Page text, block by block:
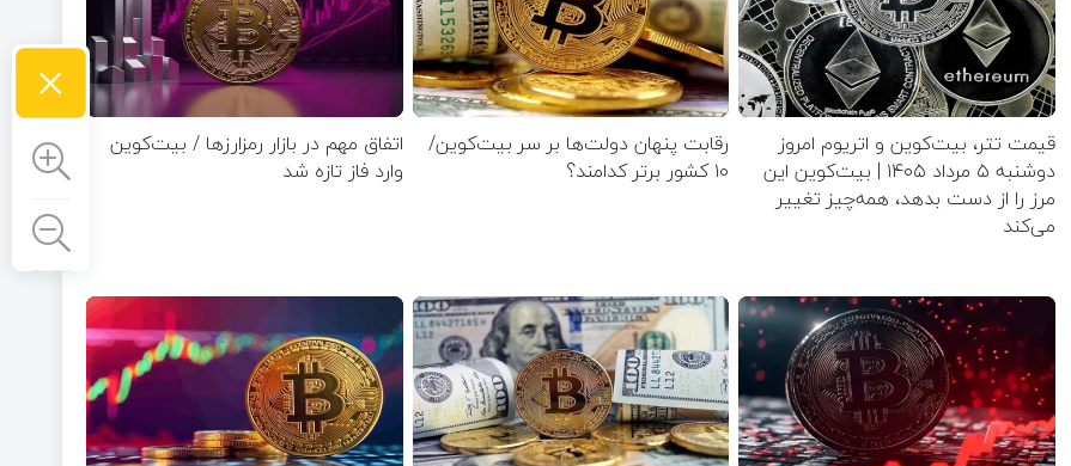
قیمت تتر، بیت‌کوین و اتریوم امروز
دوشنبه ۵ مرداد ۱۴۰۵ | بیت‌کوین این
مرز را از دست بدهد، همه‌چیز تغییر
می‌کند
رقابت پنهان دولت‌ها بر سر بیت‌کوین/
۱۰ کشور برتر کدامند؟
اتفاق مهم در بازار رمزارزها / بیت‌کوین
وارد فاز تازه شد
×